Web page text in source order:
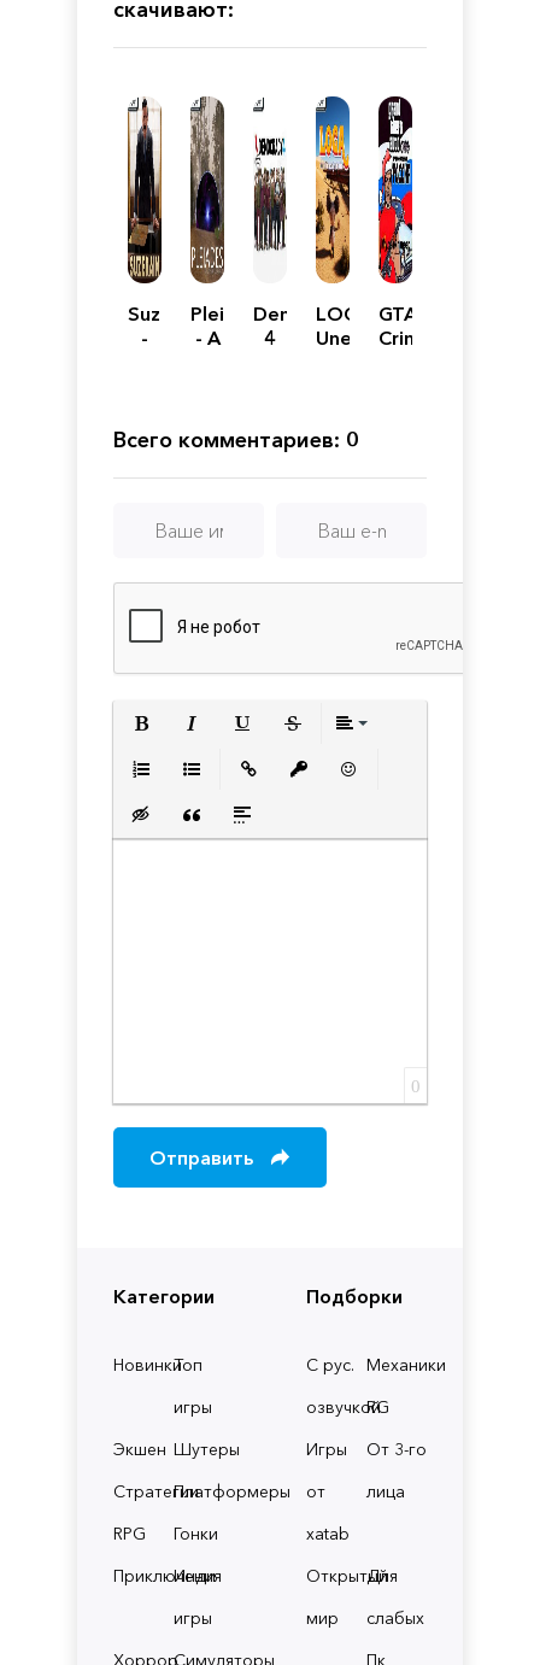
Категории
НовинкиТоп
игры
Экшен Шутеры
СтратегииПлатформеры
RPG
Гонки
Приключения
Инди
игры
ХоррорСимуляторы
Подборки
С рус.
озвучкой
Механики
RG
Игры
от
xatab
От 3-го
лица
Открытый
мир
Для
слабых
Пк
скачивают:
Suzerain
-
Pleiades
- A
Democracy
4
LOGA:
Unexpected
GTA:
Criminal
Всего комментариев: 0
Вставка скрытого текста
Вставка цитаты
Вставка спойлера
0
Отправить